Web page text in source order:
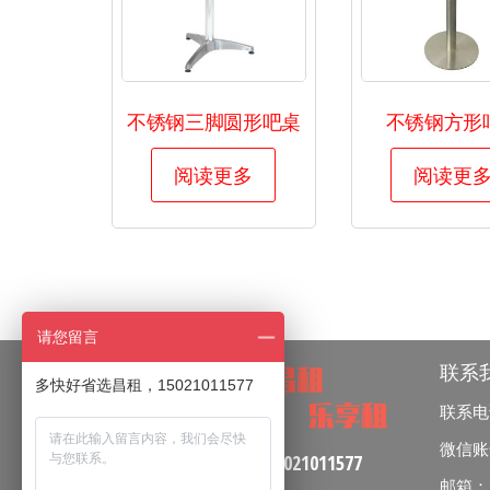
不锈钢三脚圆形吧桌
阅读更多
不锈钢方形
阅读更
15021011577
联系
联系电
微信账
请您留言
多快好省选昌租，15021011577